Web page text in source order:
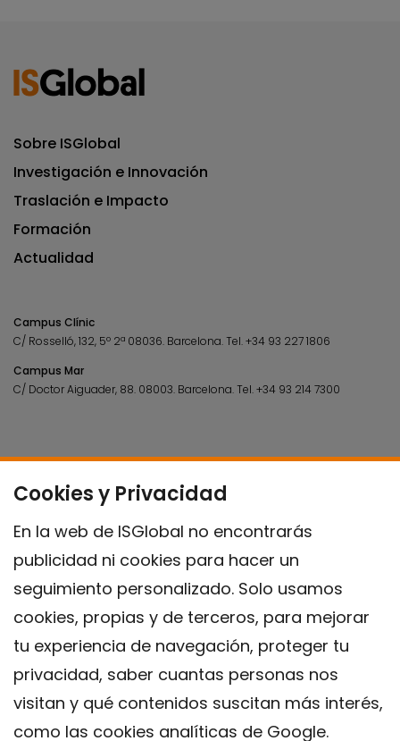
Cookies y Privacidad
En la web de ISGlobal no encontrarás
publicidad ni cookies para hacer un
seguimiento personalizado. Solo usamos
cookies, propias y de terceros, para mejorar
tu experiencia de navegación, proteger tu
privacidad, saber cuantas personas nos
visitan y qué contenidos suscitan más interés,
como las cookies analíticas de Google.
Sobre ISGlobal
Investigación e Innovación
Traslación e Impacto
Formación
Actualidad
Campus Clínic
C/ Rosselló, 132, 5º 2ª 08036. Barcelona.Tel.+34 93 227 1806
Campus Mar
C/ Doctor Aiguader, 88. 08003. Barcelona.Tel.+34 93 214 7300